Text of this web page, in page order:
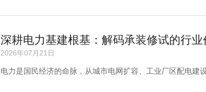
深耕电力基建根基：解码承装修试的行
2026年07月21日
电力是国民经济的命脉，从城市电网扩容、工业厂区配电建